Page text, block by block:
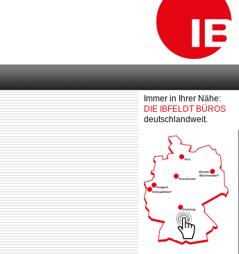
Immer in Ihrer Nähe:
DIE IBFELDT BÜROS
deutschlandweit.